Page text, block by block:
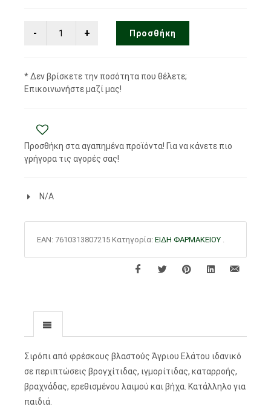
Προσθήκη
* Δεν βρίσκετε την ποσότητα που θέλετε;
Επικοινωνήστε μαζί μας!
Προσθήκη στα αγαπημένα προϊόντα! Για να κάνετε πιο
γρήγορα τις αγορές σας!
N/A
EAN: 7610313807215 Κατηγορία: ΕΙΔΗ ΦΑΡΜΑΚΕΙΟΥ .
Σιρόπι από φρέσκους βλαστούς Άγριου Ελάτου ιδανικό
σε περιπτώσεις βρογχίτιδας, ιγμορίτιδας, καταρροής,
βραχνάδας, ερεθισμένου λαιμού και βήχα. Κατάλληλο για
παιδιά.